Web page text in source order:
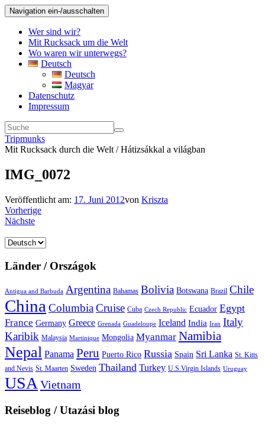
Navigation ein-/ausschalten
Wer sind wir?
Mit Rucksack um die Welt
Wo waren wir unterwegs?
Deutsch
Deutsch
Magyar
Datenschutz
Impressum
Tripmunks
Mit Rucksack durch die Welt / Hátizsákkal a világban
IMG_0072
Veröffentlicht am: 17. Juni 2012von Kriszta
Vorherige
Nächste
Sprache
Länder / Országok
Antigua and Barbuda Argentina Bahamas Bolivia Botswana Brazil Chile
China ColumbiaCruise Cuba Czech Republic Ecuador Egypt
France Germany Greece Grenada Guadeloupe Iceland India Iran Italy
Karibik Malaysia Martinique Mongolia Myanmar Namibia
Nepal Panama Peru Puerto Rico Russia Spain Sri Lanka St. Kitts
and Nevis St. Maarten Sweden Thailand Turkey U.S.Virgin Islands Uruguay
USAVietnam
Reiseblog / Utazási blog